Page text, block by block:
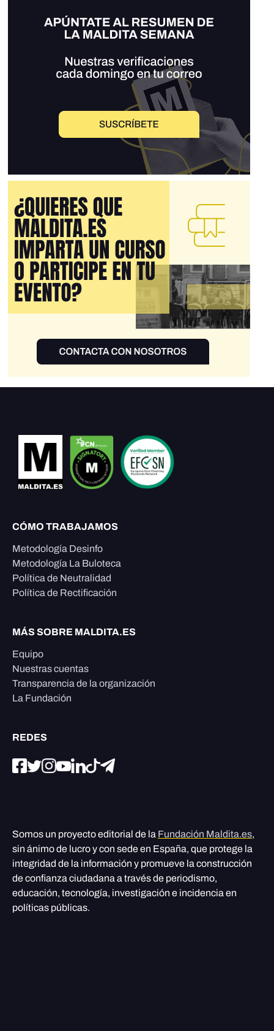
CÓMO TRABAJAMOS
Metodología Desinfo
Metodología La Buloteca
Política de Neutralidad
Política de Rectificación
MÁS SOBRE MALDITA.ES
Equipo
Nuestras cuentas
Transparencia de la organización
La Fundación
REDES
Somos un proyecto editorial de la Fundación Maldita.es,
sin ánimo de lucro y con sede en España, que protege la
integridad de la información y promueve la construcción
de confianza ciudadana a través de periodismo,
educación, tecnología, investigación e incidencia en
políticas públicas.